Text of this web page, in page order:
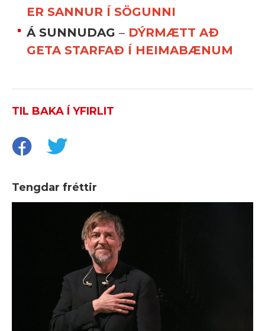
ER SANNUR Í SÖGUNNI
Á SUNNUDAG – DÝRMÆTT AÐ
GETA STARFAÐ Í HEIMABÆNUM
TIL BAKA Í YFIRLIT
Tengdar fréttir